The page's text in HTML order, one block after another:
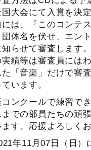
大会にて入賞を決定
は、『このコンテ
体名を伏せ、エン
らせて審査します
績等は審査員には
「音楽」だけで審
います。
ンクールで練習で
での部員たちの頑
す。応援よろしく
年11月07日（日）